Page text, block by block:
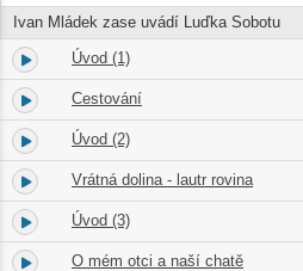
Ivan Mládek zase uvádí Luďka Sobotu
1. Úvod (1)
2. Cestování
3. Úvod (2)
4. Vrátná dolina - lautr rovina
5. Úvod (3)
6. O mém otci a naší chatě